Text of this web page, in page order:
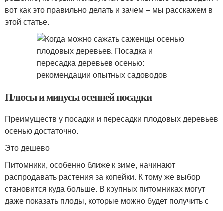
вот как это правильно делать и зачем – мы расскажем в
этой статье.
Плюсы и минусы осенней посадки
Преимуществ у посадки и пересадки плодовых деревьев
осенью достаточно.
Это дешево
Питомники, особенно ближе к зиме, начинают
распродавать растения за копейки. К тому же выбор
становится куда больше. В крупных питомниках могут
даже показать плоды, которые можно будет получить с